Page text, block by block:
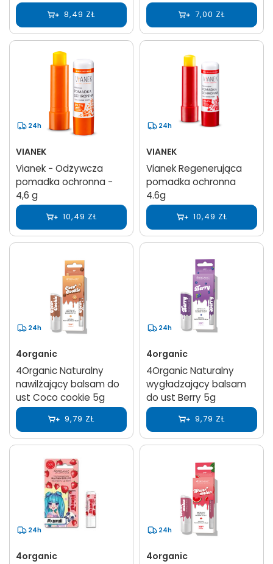
8,49 ZŁ 7,00 ZŁ
24h
VIANEK
Vianek − Odżywcza
pomadka ochronna −
4,6 g
10,49 ZŁ
24h
VIANEK
Vianek Regenerująca
pomadka ochronna
4.6g
10,49 ZŁ
24h
4organic
4Organic Naturalny
nawilżający balsam do
ust Coco cookie 5g
9,79 ZŁ
24h
4organic
4Organic Naturalny
wygładzający balsam
do ust Berry 5g
9,79 ZŁ
24h
4organic
24h
4organic